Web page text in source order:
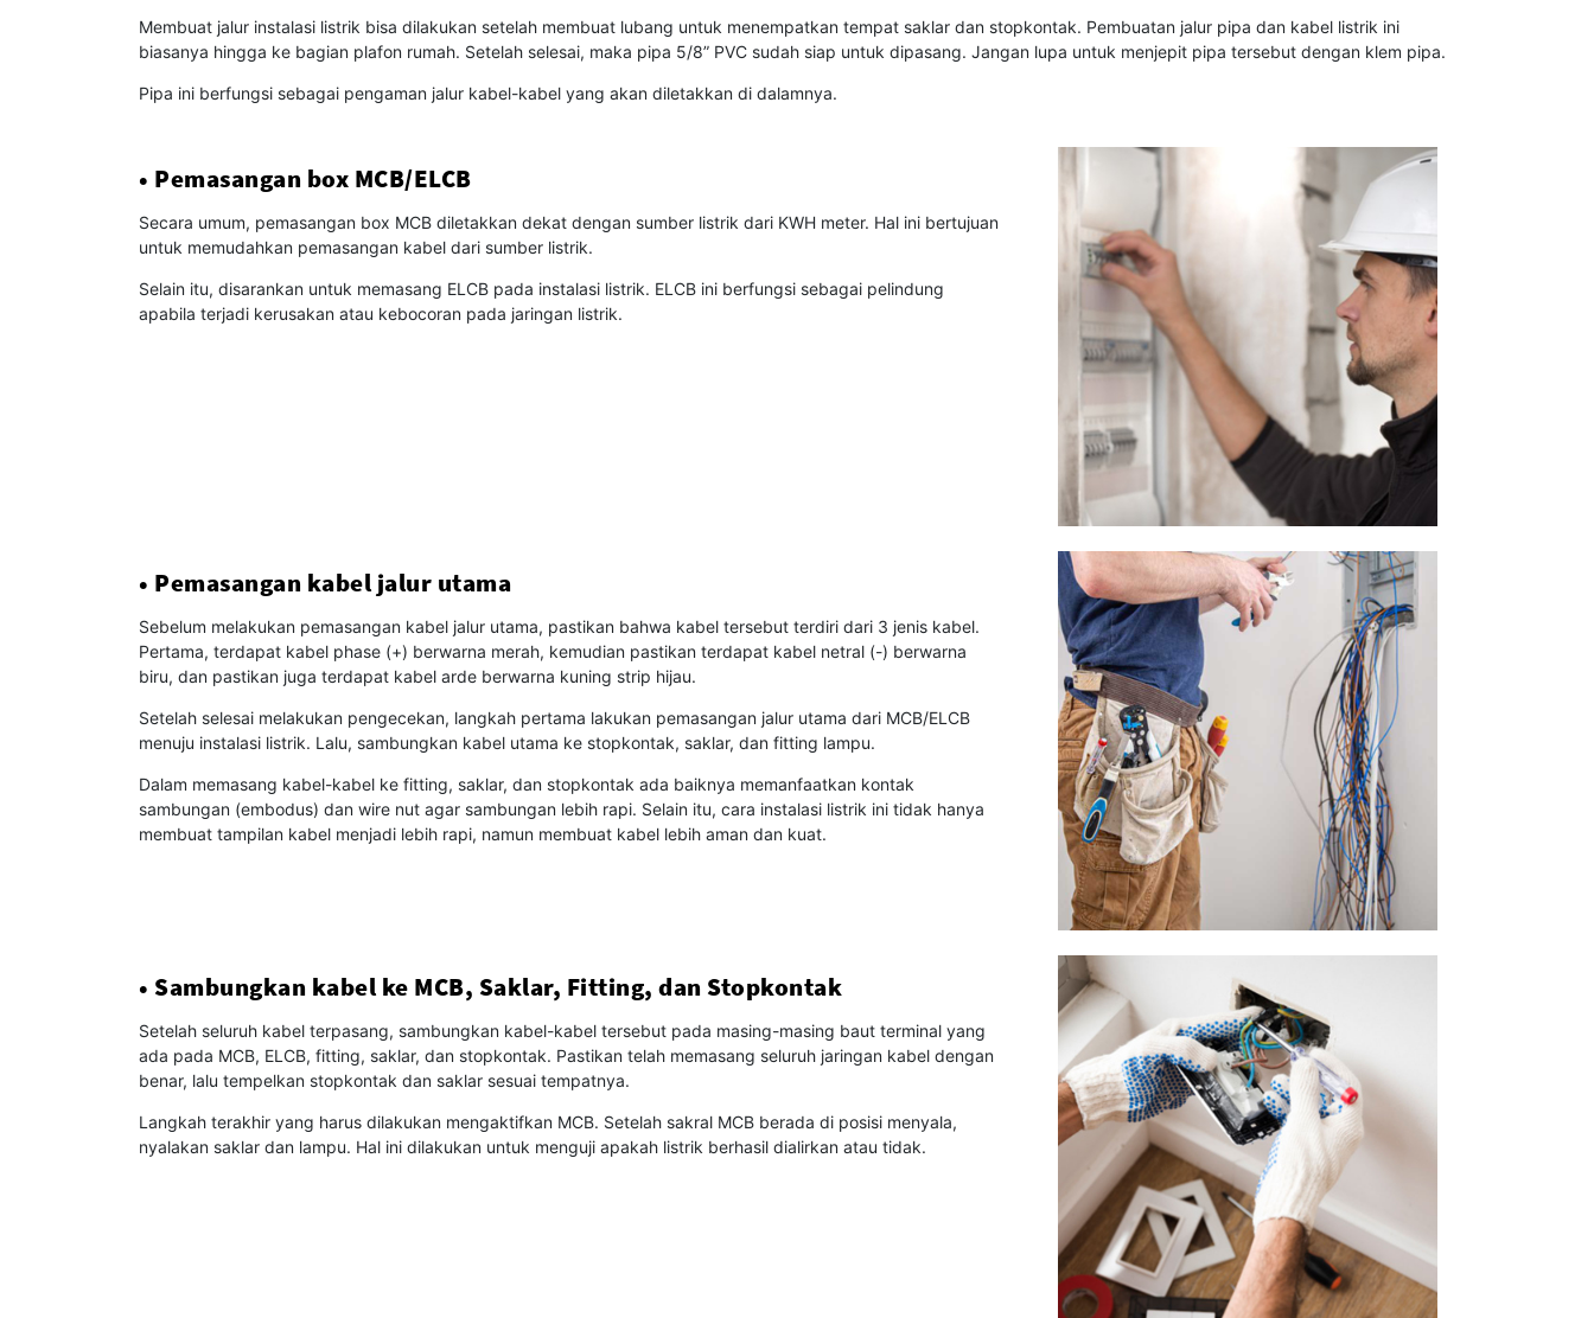
Membuat jalur instalasi listrik bisa dilakukan setelah membuat lubang untuk menempatkan tempat saklar dan stopkontak. Pembuatan jalur pipa dan kabel listrik ini
biasanya hingga ke bagian plafon rumah. Setelah selesai, maka pipa 5/8” PVC sudah siap untuk dipasang. Jangan lupa untuk menjepit pipa tersebut dengan klem pipa.
Pipa ini berfungsi sebagai pengaman jalur kabel-kabel yang akan diletakkan di dalamnya.
• Pemasangan box MCB/ELCB
Secara umum, pemasangan box MCB diletakkan dekat dengan sumber listrik dari KWH meter. Hal ini bertujuan
untuk memudahkan pemasangan kabel dari sumber listrik.
Selain itu, disarankan untuk memasang ELCB pada instalasi listrik. ELCB ini berfungsi sebagai pelindung
apabila terjadi kerusakan atau kebocoran pada jaringan listrik.
• Pemasangan kabel jalur utama
Sebelum melakukan pemasangan kabel jalur utama, pastikan bahwa kabel tersebut terdiri dari 3 jenis kabel.
Pertama, terdapat kabel phase (+) berwarna merah, kemudian pastikan terdapat kabel netral (-) berwarna
biru, dan pastikan juga terdapat kabel arde berwarna kuning strip hijau.
Setelah selesai melakukan pengecekan, langkah pertama lakukan pemasangan jalur utama dari MCB/ELCB
menuju instalasi listrik. Lalu, sambungkan kabel utama ke stopkontak, saklar, dan fitting lampu.
Dalam memasang kabel-kabel ke fitting, saklar, dan stopkontak ada baiknya memanfaatkan kontak
sambungan (embodus) dan wire nut agar sambungan lebih rapi. Selain itu, cara instalasi listrik ini tidak hanya
membuat tampilan kabel menjadi lebih rapi, namun membuat kabel lebih aman dan kuat.
• Sambungkan kabel ke MCB, Saklar, Fitting, dan Stopkontak
Setelah seluruh kabel terpasang, sambungkan kabel-kabel tersebut pada masing-masing baut terminal yang
ada pada MCB, ELCB, fitting, saklar, dan stopkontak. Pastikan telah memasang seluruh jaringan kabel dengan
benar, lalu tempelkan stopkontak dan saklar sesuai tempatnya.
Langkah terakhir yang harus dilakukan mengaktifkan MCB. Setelah sakral MCB berada di posisi menyala,
nyalakan saklar dan lampu. Hal ini dilakukan untuk menguji apakah listrik berhasil dialirkan atau tidak.